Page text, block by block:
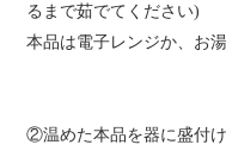
るまで茹でてください)
本品は電子レンジか、お
②温めた本品を器に盛付